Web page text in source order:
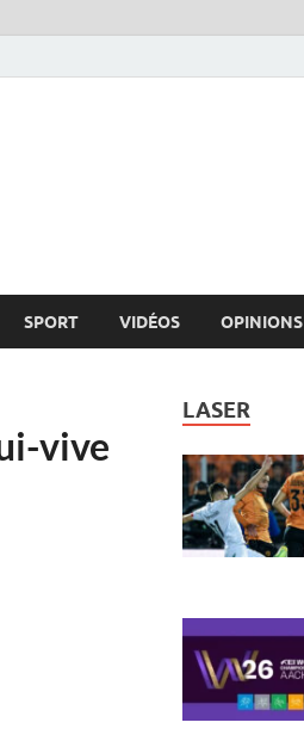
SPORT VIDÉOS OPINIONS
vive
LASER